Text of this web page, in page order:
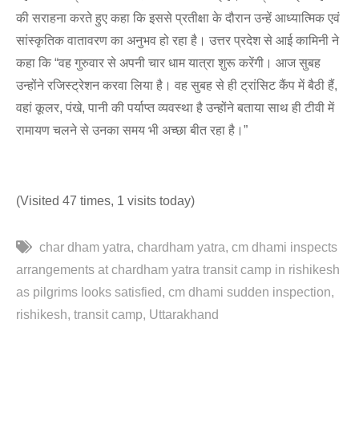
की सराहना करते हुए कहा कि इससे प्रतीक्षा के दौरान उन्हें आध्यात्मिक एवं
सांस्कृतिक वातावरण का अनुभव हो रहा है। उत्तर प्रदेश से आई कामिनी ने
कहा कि “वह गुरुवार से अपनी चार धाम यात्रा शुरू करेंगी। आज सुबह
उन्होंने रजिस्ट्रेशन करवा लिया है। वह सुबह से ही ट्रांसिट कैंप में बैठी हैं,
वहां कूलर, पंखे, पानी की पर्याप्त व्यवस्था है उन्होंने बताया साथ ही टीवी में
रामायण चलने से उनका समय भी अच्छा बीत रहा है।”
(Visited 47 times, 1 visits today)
char dham yatra chardham yatra cm dhami inspects
arrangements at chardham yatra transit camp in rishikesh
as pilgrims looks satisfied cm dhami sudden inspection
rishikesh transit camp Uttarakhand